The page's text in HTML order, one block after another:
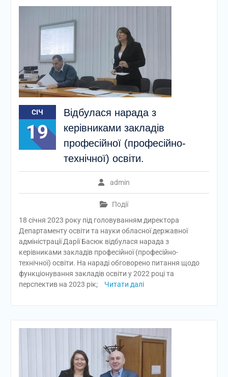
СІЧ
19
Відбулася нарада з
керівниками закладів
професійної (професійно-
технічної) освіти.
admin
Події
18 січня 2023 року під головуванням директора
Департаменту освіти та науки обласної державної
адміністрації Дарії Басюк відбулася нарада з
керівниками закладів професійної (професійно-
технічної) освіти. На нараді обговорено питання щодо
функціонування закладів освіти у 2022 році та
перспектив на 2023 рік;
Читати далі